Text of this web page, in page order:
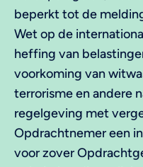
beperkt tot de
Wet op de
heffing van
voorkoming van
terrorisme en andere
regelgeving met
Opdrachtnemer een
voor zover